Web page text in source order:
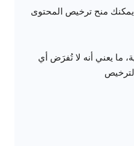
منح ترخيص المحتوى
ما يعني أنه لا تُفرَض أي